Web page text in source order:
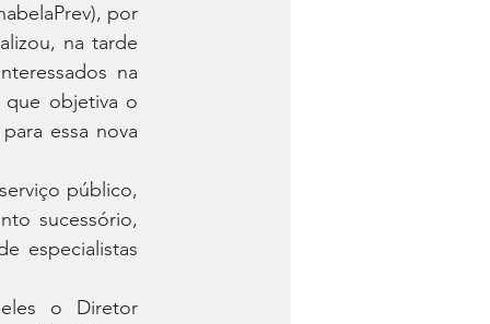
por
na tarde
na
que objetiva o
essa nova
público,
sucessório,
especialistas
eles o Diretor